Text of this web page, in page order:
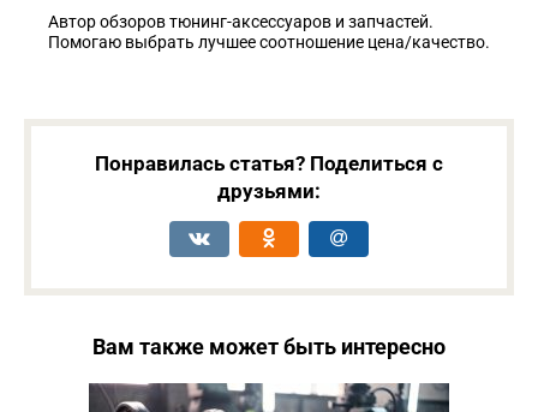
Автор обзоров тюнинг-аксессуаров и запчастей.
Помогаю выбрать лучшее соотношение цена/качество.
Понравилась статья? Поделиться с
друзьями:
Вам также может быть интересно